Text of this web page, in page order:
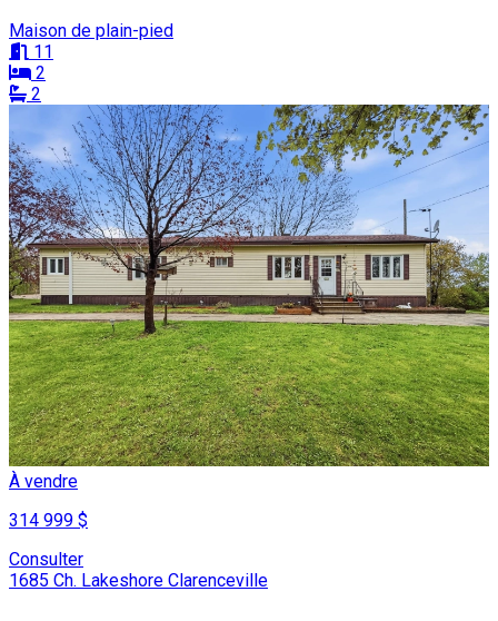
Maison de plain-pied
11
2
2
À vendre
314 999 $
Consulter
1685 Ch. Lakeshore Clarenceville